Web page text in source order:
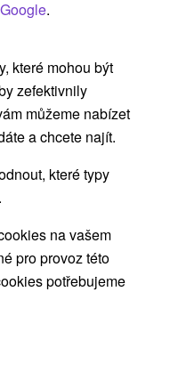
Kúpele
ktoré sa
je plné
.
které mohou být
zefektivnily
můžeme nabízet
a chcete najít.
které typy
na vašem
pro provoz této
potřebujeme